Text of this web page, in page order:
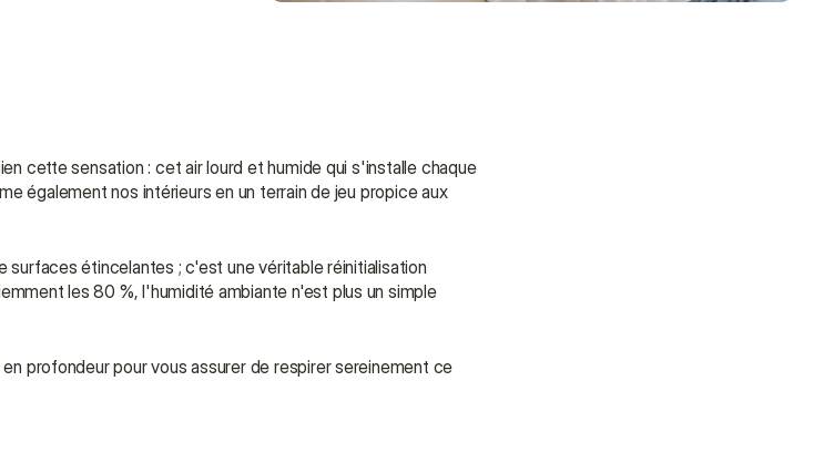
cette sensation : cet air lourd et humide qui s'installe chaque
également nos intérieurs en un terrain de jeu propice aux
étincelantes ; c'est une véritable réinitialisation
les 80 %, l'humidité ambiante n'est plus un simple
profondeur pour vous assurer de respirer sereinement ce